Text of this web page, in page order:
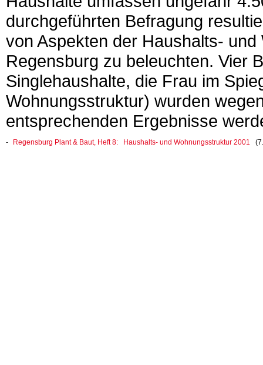
durchgeführten Befragung
von Aspekten der Haushalts-
Regensburg zu beleuchten. Vier
Singlehaushalte, die Frau im
Wohnungsstruktur) wurden
entsprechenden Ergebnisse
Regensburg Plant & Baut, Heft 8: Haushalts- und Wohnungsstruktur 2001